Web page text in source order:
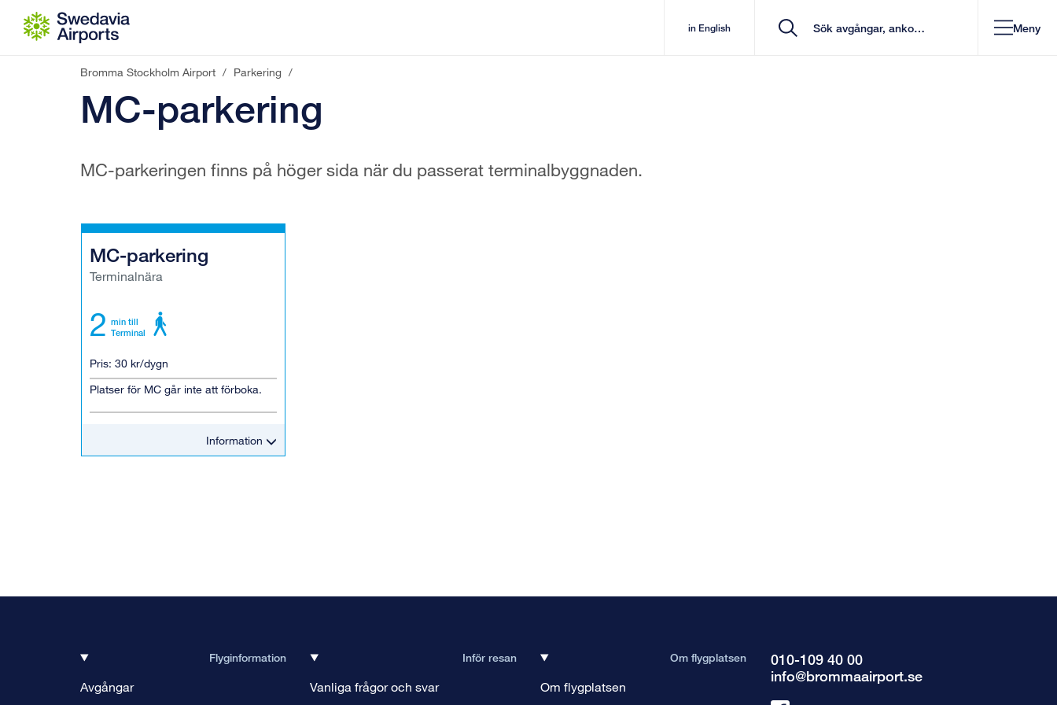
Gå till innehåll
in English Meny
Bromma Stockholm Airport / Parkering /
MC-parkering
MC-parkeringen finns på höger sida när du passerat terminalbyggnaden.
MC-parkering
Terminalnära
2 min till
Terminal
Pris: 30 kr/dygn
Platser för MC går inte att förboka.
Information
Flyginformation
Avgångar
Inför resan
Vanliga frågor och svar
Om flygplatsen
Om flygplatsen
010-109 40 00
info@brommaairport.se